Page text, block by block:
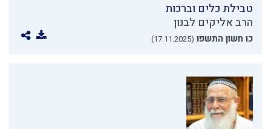
טבילת כלים וברכות
הרב אליקים לבנון
כו חשון התשפו (17.11.2025)